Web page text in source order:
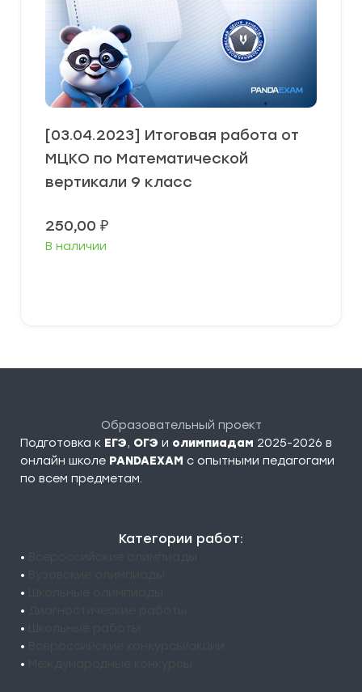
[03.04.2023] Итоговая работа от
МЦКО по Математической
вертикали 9 класс
250,00 ₽
В наличии
Образовательный проект
Подготовка к ЕГЭ, ОГЭ и олимпиадам 2025-2026 в
онлайн школе PANDAEXAM c опытными педагогами
по всем предметам.
Категории работ:
•
•
•
•
•
•
•